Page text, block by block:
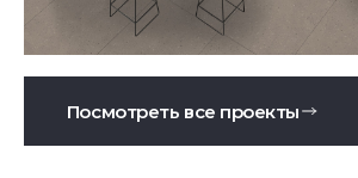
Посмотреть все проекты